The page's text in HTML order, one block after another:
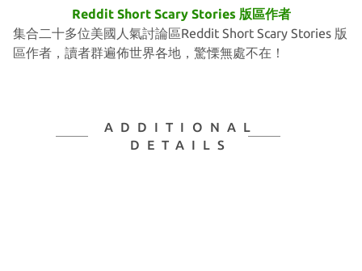
Reddit Short Scary Stories 版區作者
集合二十多位美國人氣討論區Reddit Short Scary Stories 版
區作者，讀者群遍佈世界各地，驚慄無處不在！
ADDITIONAL
DETAILS